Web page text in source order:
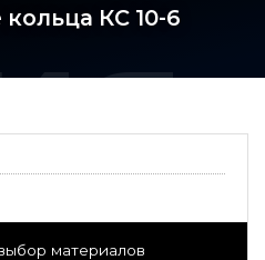
КС 10-6
материалов